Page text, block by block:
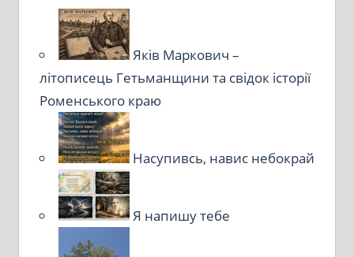
Яків Маркович –
літописець Гетьманщини та свідок історії
Роменського краю
Насупивсь, навис небокрай
Я напишу тебе